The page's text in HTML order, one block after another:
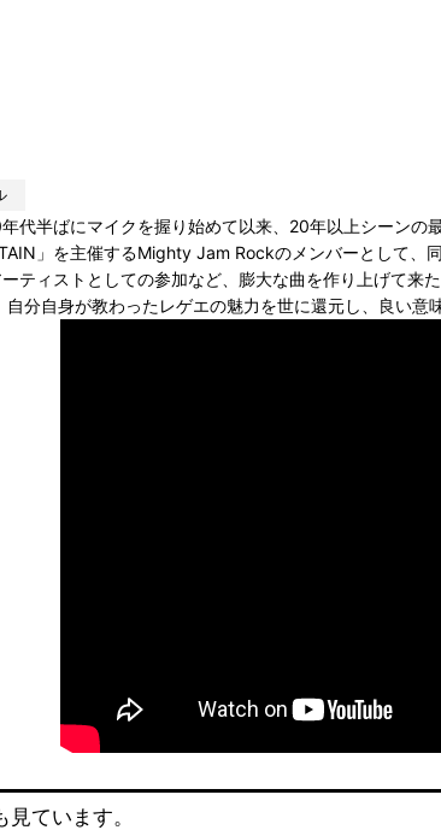
代半ばにマイクを握り始めて以来、20年以上シーン
」を主催するMighty Jam Rockのメンバーとして
ティストとしての参加など、膨大な曲を作り上げて来
自分自身が教わったレゲエの魅力を世に還元し、良い意
ています。